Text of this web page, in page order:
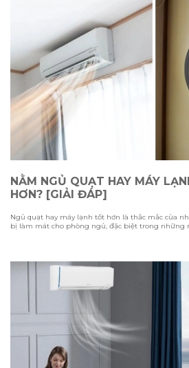
NẰM NGỦ QUẠT HAY MÁY
HƠN? [GIẢI ĐÁP]
Ngủ quạt hay máy lạnh tốt hơn là thắc mắc của
bị làm mát cho phòng ngủ, đặc biệt trong những
phương pháp đều có ưu điểm và hạn chế riêng,
trường, diện tích phòng và nhu cầu sử dụng của
cùng Hawonkoo tìm hiểu sự khác biệt giữa việc
đánh giá ưu nhược điểm của từng thiết bị, đồng
phù hợp để tạo không gian nghỉ ngơi thoải mái